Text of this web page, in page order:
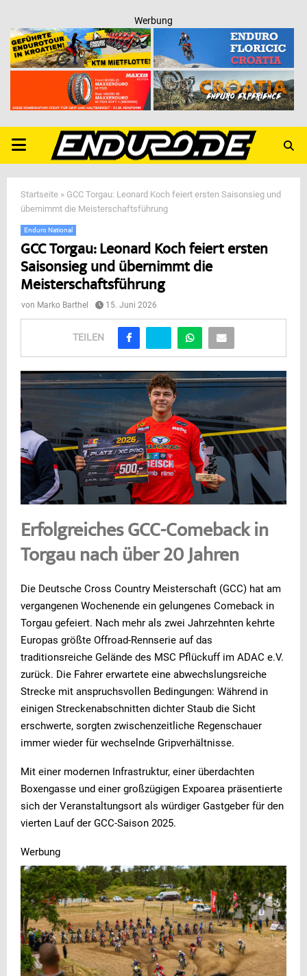
Werbung
PRIMARY
MENU
Startseite » GCC Torgau: Leonard Koch feiert ersten Saisonsieg und
übernimmt die Meisterschaftsführung
Enduro National
GCC Torgau: Leonard Koch feiert ersten
Saisonsieg und übernimmt die
Meisterschaftsführung
von Marko Barthel 15. Juni 2026
TEILEN
Erfolgreiches GCC-Comeback in
Torgau nach über 20 Jahren
Die Deutsche Cross Country Meisterschaft (GCC) hat am
vergangenen Wochenende ein gelungenes Comeback in
Torgau gefeiert. Nach mehr als zwei Jahrzehnten kehrte
Europas größte Offroad-Rennserie auf das
traditionsreiche Gelände des MSC Pflückuff im ADAC e.V.
zurück. Die Fahrer erwartete eine abwechslungsreiche
Strecke mit anspruchsvollen Bedingungen: Während in
einigen Streckenabschnitten dichter Staub die Sicht
erschwerte, sorgten zwischenzeitliche Regenschauer
immer wieder für wechselnde Gripverhältnisse.
Mit einer modernen Infrastruktur, einer überdachten
Boxengasse und einer großzügigen Expoarea präsentierte
sich der Veranstaltungsort als würdiger Gastgeber für den
vierten Lauf der GCC-Saison 2025.
Werbung